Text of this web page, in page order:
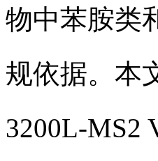
物中苯胺类
规依据。本
3200L-MS2